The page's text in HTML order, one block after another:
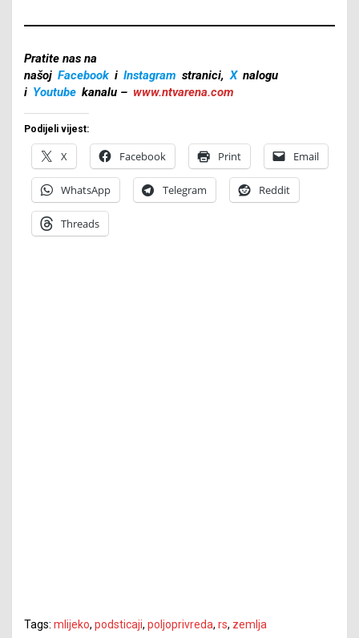
Pratite nas na
našoj Facebook i Instagram stranici, X nalogu
i Youtube kanalu – www.ntvarena.com
Podijeli vijest:
X Facebook Print Email
WhatsApp Telegram Reddit
Threads
Tags: mlijeko, podsticaji, poljoprivreda, rs, zemlja